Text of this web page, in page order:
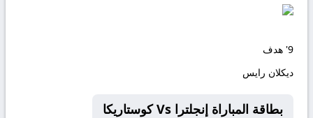
9' هدف
ديكلان رايس
بطاقة المباراة إنجلترا Vs كوستاريكا